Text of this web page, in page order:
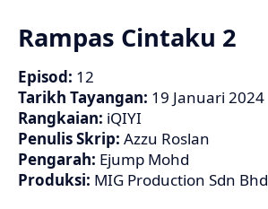
Rampas Cintaku 2
Episod: 12
Tarikh Tayangan: 19 Januari 2024
Rangkaian: iQIYI
Penulis Skrip: Azzu Roslan
Pengarah: Ejump Mohd
Produksi: MIG Production Sdn Bhd